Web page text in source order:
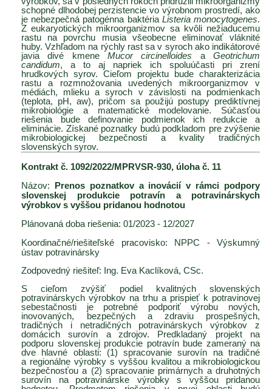
schopné dlhodobej perzistencie vo výrobnom prostredí, ako
je nebezpečná patogénna baktéria Listeria monocytogenes.
Z eukaryotických mikroorganizmov sa kvôli nežiaducemu
rastu na povrchu musia všeobecne eliminovať vláknité
huby. Vzhľadom na rýchly rast sa v syroch ako indikátorové
javia divé kmene Mucor circinelloides aGeotrichum
candidum, a to aj napriek ich spoluúčasti pri zrení
hrudkových syrov. Cieľom projektu bude charakterizácia
rastu a rozmnožovania uvedených mikroorganizmov v
médiách, mlieku a syroch v závislosti na podmienkach
(teplota, pH, aw), pričom sa použijú postupy prediktívnej
mikrobiológie a matematické modelovanie. Súčasťou
riešenia bude definovanie podmienok ich redukcie a
eliminácie. Získané poznatky budú podkladom pre zvýšenie
mikrobiologickej bezpečnosti a kvality tradičných
slovenských syrov.
Kontrakt č. 1092/2022/MPRVSR-930, úloha č. 11
Názov:
Prenos poznatkov a inovácií v rámci podpory
slovenskej produkcie potravín a
potravinárskych
výrobkov s vyššou pridanou hodnotou
Plánovaná doba riešenia: 01/2023 - 12/2027
Koordinačné/riešiteľské pracovisko: NPPC - Výskumný
ústav potravinársky
Zodpovedný riešiteľ: Ing. Eva Kaclíková, CSc.
S cieľom zvýšiť podiel kvalitných slovenských
potravinárskych výrobkov na trhu a prispieť k potravinovej
sebestačnosti je potrebné podporiť výrobu nových,
inovovaných, bezpečných a
zdraviu prospešných,
tradičných i netradičných potravinárskych výrobkov z
domácich surovín a
zdrojov. Predkladaný projekt na
podporu slovenskej produkcie potravín bude zameraný na
dve hlavné oblasti: (1) spracovanie surovín na tradičné
a regionálne výrobky s vyššou kvalitou a mikrobiologickou
bezpečnosťou a (2) spracovanie primárnych a druhotných
surovín na
potravinárske výrobky s vyššou pridanou